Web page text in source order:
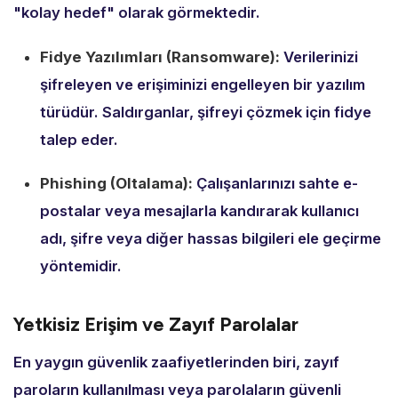
"kolay hedef" olarak görmektedir.
Fidye Yazılımları (Ransomware): Verilerinizi
şifreleyen ve erişiminizi engelleyen bir yazılım
türüdür. Saldırganlar, şifreyi çözmek için fidye
talep eder.
Phishing (Oltalama): Çalışanlarınızı sahte e-
postalar veya mesajlarla kandırarak kullanıcı
adı, şifre veya diğer hassas bilgileri ele geçirme
yöntemidir.
Yetkisiz Erişim ve Zayıf Parolalar
En yaygın güvenlik zaafiyetlerinden biri, zayıf
paroların kullanılması veya parolaların güvenli